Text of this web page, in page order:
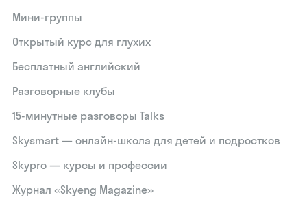
Мини-группы
Открытый курс для глухих
Бесплатный английский
Разговорные клубы
15‑минутные разговоры Talks
Skysmart — онлайн-школа для детей и подростков
Skypro — курсы и профессии
Журнал «Skyeng Magazine»